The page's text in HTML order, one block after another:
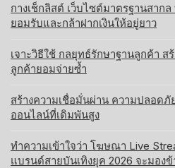
กางเช็กลิสต์ เว็บไซต์มาตรฐานสาก
ยอมรับและกล้าฝากเงินให้อยู่ยาว
เจาะวิธีใช้ กลยุทธ์รักษาฐานลูกค้า ส
ลูกค้ายอมจ่ายซ้ำ
สร้างความเชื่อมั่นผ่าน ความปลอดภั
ออนไลน์ที่เดิมพันสูง
ทำความเข้าใจว่า โฆษณา Live
แบรนด์สายบันเทิงยุค 2026 จะมอง